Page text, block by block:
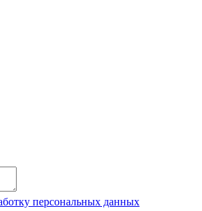
персональных данных